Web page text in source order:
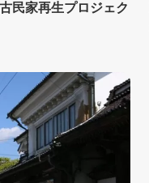
民家再生プロジェク